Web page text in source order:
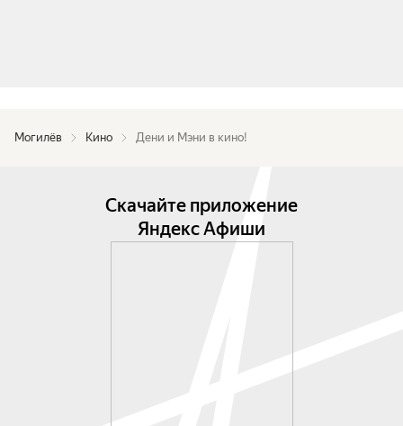
Могилёв Кино Дени и Мэни в кино!
Скачайте приложение
Яндекс Афиши